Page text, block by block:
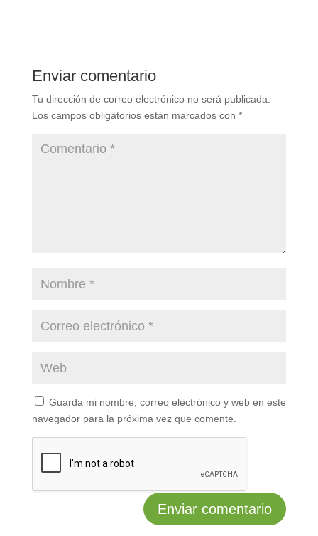
Enviar comentario
Tu dirección de correo electrónico no será publicada.
Los campos obligatorios están marcados con *
Guarda mi nombre, correo electrónico y web en este
navegador para la próxima vez que comente.